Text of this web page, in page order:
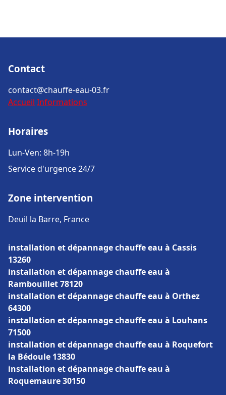
Contact
contact@chauffe-eau-03.fr
Accueil Informations
Horaires
Lun-Ven: 8h-19h
Service d'urgence 24/7
Zone intervention
Deuil la Barre, France
installation et dépannage chauffe eau à Cassis
13260
installation et dépannage chauffe eau à
Rambouillet 78120
installation et dépannage chauffe eau à Orthez
64300
installation et dépannage chauffe eau à Louhans
71500
installation et dépannage chauffe eau à Roquefort
la Bédoule 13830
installation et dépannage chauffe eau à
Roquemaure 30150